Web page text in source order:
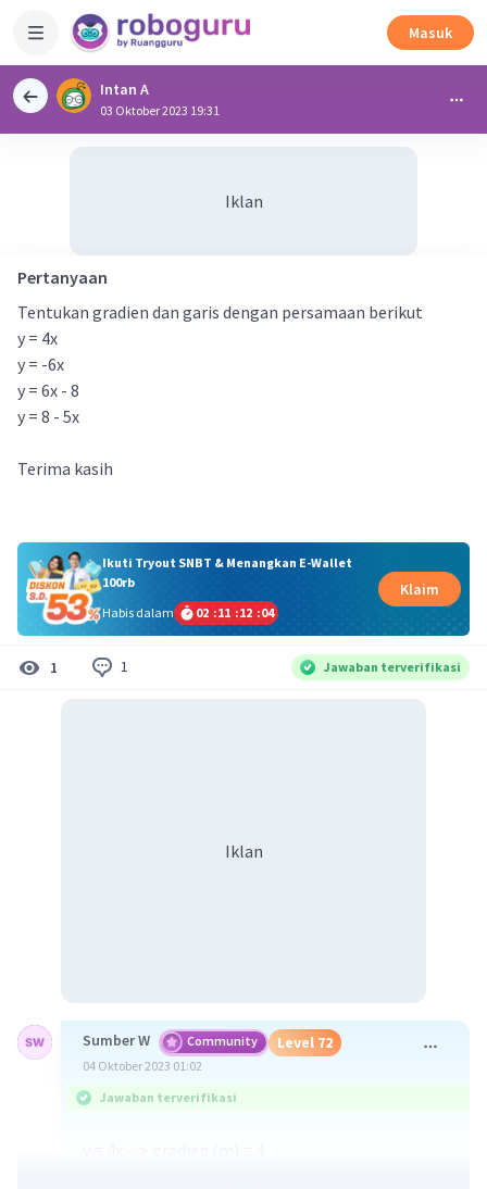
Masuk
Intan A
03 Oktober 2023 19:31
Iklan
Pertanyaan
Tentukan gradien dan garis dengan persamaan berikut
y = 4x
y = -6x
y = 6x - 8
y = 8 - 5x
Terima kasih
Ikuti Tryout SNBT & Menangkan E-Wallet
100rb
Habis dalam
02 :11 :12 :04
Klaim
1 1 Jawaban terverifikasi
Iklan
Sumber W Community Level 72
04 Oktober 2023 01:02
Jawaban terverifikasi